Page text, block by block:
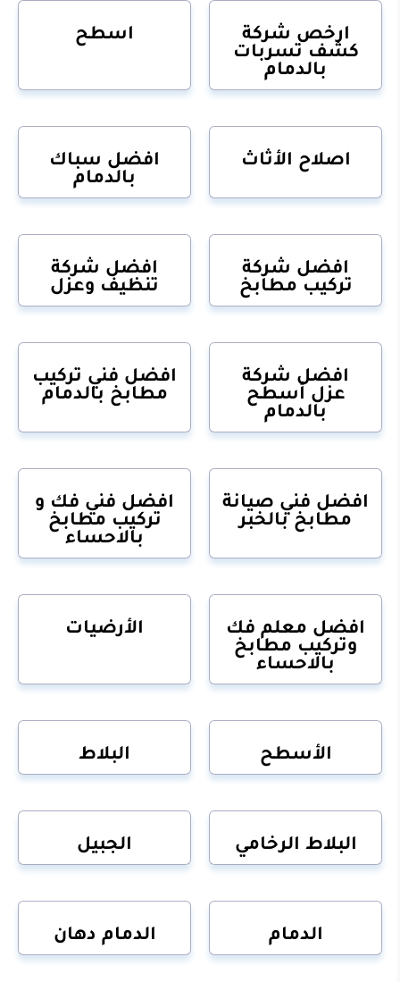
ارخص شركة
كشف تسربات
بالدمام
اسطح
اصلاح الأثاث
افضل سباك
بالدمام
افضل شركة
تركيب مطابخ
افضل شركة
تنظيف وعزل
افضل شركة
عزل أسطح
بالدمام
افضل فني تركيب
مطابخ بالدمام
افضل فني صيانة
مطابخ بالخبر
افضل فني فك و
تركيب مطابخ
بالاحساء
افضل معلم فك
وتركيب مطابخ
بالاحساء
الأرضيات
الأسطح البلاط
البلاط الرخامي الجبيل
الدمام الدمام دهان